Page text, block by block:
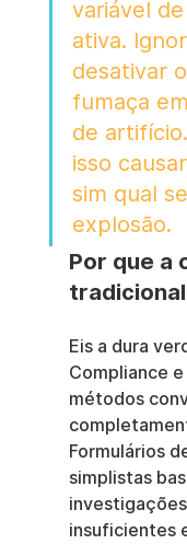
variável
ativa.
desativar
fumaça
de
isso
sim qual
explosão.
Por que a
Eis a dura
Compliance
métodos
Formulários
simplistas
insuficientes